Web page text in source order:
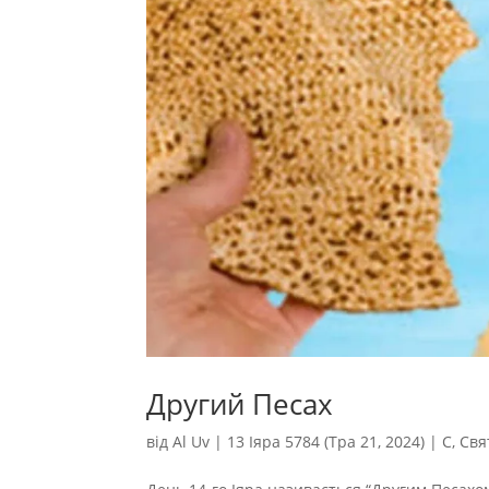
Другий Песах
відAl Uv | 13 Іяра 5784 (Тра 21, 2024) | С,